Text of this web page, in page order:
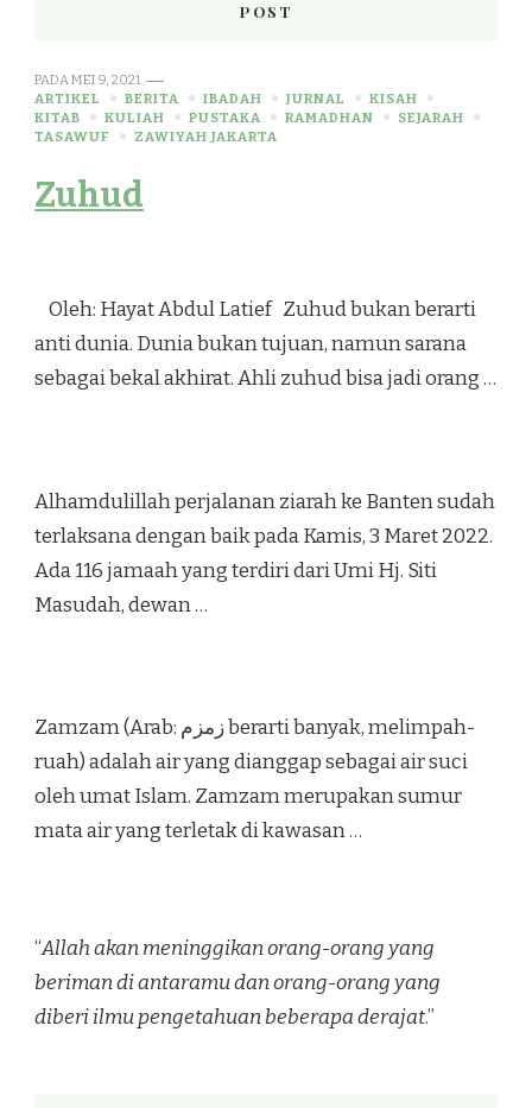
POST
PADAMEI 9, 2021
ARTIKEL
BERITA IBADAH JURNAL
KISAH
KITAB
KULIAH PUSTAKA RAMADHAN
SEJARAH
TASAWUF
ZAWIYAH JAKARTA
Zuhud
Oleh: Hayat Abdul Latief Zuhud bukan berarti
anti dunia. Dunia bukan tujuan, namun sarana
sebagai bekal akhirat. Ahli zuhud bisa jadi orang …
Alhamdulillah perjalanan ziarah ke Banten sudah
terlaksana dengan baik pada Kamis, 3 Maret 2022.
Ada 116 jamaah yang terdiri dari Umi Hj. Siti
Masudah, dewan …
Zamzam (Arab: زمزم‎ berarti banyak, melimpah-
ruah) adalah air yang dianggap sebagai air suci
oleh umat Islam. Zamzam merupakan sumur
mata air yang terletak di kawasan …
“Allah akan meninggikan orang-orang yang
beriman di antaramu dan orang-orang yang
diberi ilmu pengetahuan beberapa derajat.”